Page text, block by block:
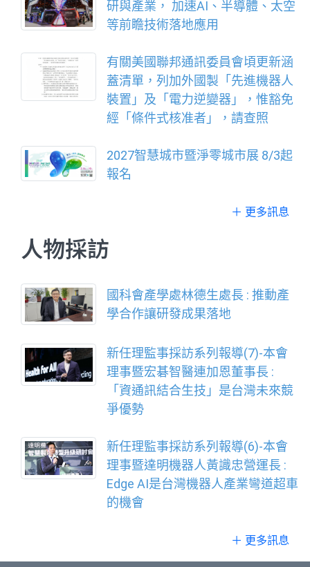
研與產業， 加速AI、半導體、太空
等前瞻技術落地應用
有關美國聯邦通訊委員會頃更新涵
蓋清單，列加外國製「先進機器人
裝置」及「電力逆變器」，惟豁免
經「條件式核准者」，請查照
2027智慧城市暨淨零城市展 8/3起
報名
＋ 更多訊息
人物採訪
國科會產學處林德生處長 : 推動產
學合作讓研發成果落地
新任理監事採訪系列報導(7)-本會
理事暨宏碁智醫連加恩董事長 :
「資通訊結合生技」是台灣未來競
爭優勢
新任理監事採訪系列報導(6)-本會
理事暨達明機器人黃識忠營運長 :
Edge AI是台灣機器人產業彎道超車
的機會
＋ 更多訊息